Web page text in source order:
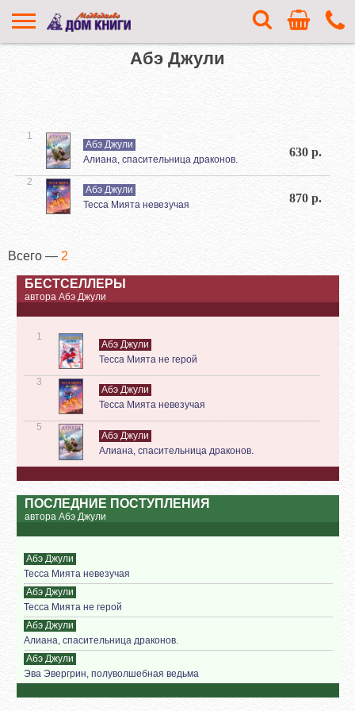
Абэ Джули
1
Абэ Джули
Алиана, спасительница драконов.
630 р.
2
Абэ Джули
Тесса Мията невезучая
870 р.
Всего — 2
БЕСТСЕЛЛЕРЫ
автора Абэ Джули
1
Абэ Джули
Тесса Мията не герой
3
Абэ Джули
Тесса Мията невезучая
5
Абэ Джули
Алиана, спасительница драконов.
ПОСЛЕДНИЕ ПОСТУПЛЕНИЯ
автора Абэ Джули
Абэ Джули
Тесса Мията невезучая
Абэ Джули
Тесса Мията не герой
Абэ Джули
Алиана, спасительница драконов.
Абэ Джули
Эва Эвергрин, полуволшебная ведьма